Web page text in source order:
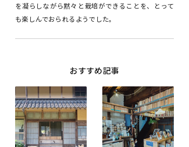
を凝らしながら黙々と栽培ができることを、とって
も楽しんでおられるようでした。
おすすめ記事